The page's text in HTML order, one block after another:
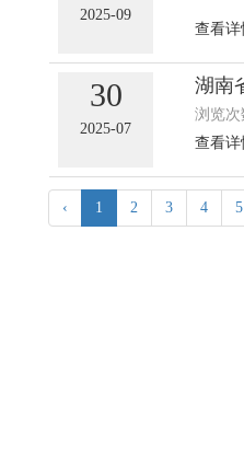
2025-09
查看详
30
2025-07
湖南
浏览次
查看详
‹ 1 2 3 4 5